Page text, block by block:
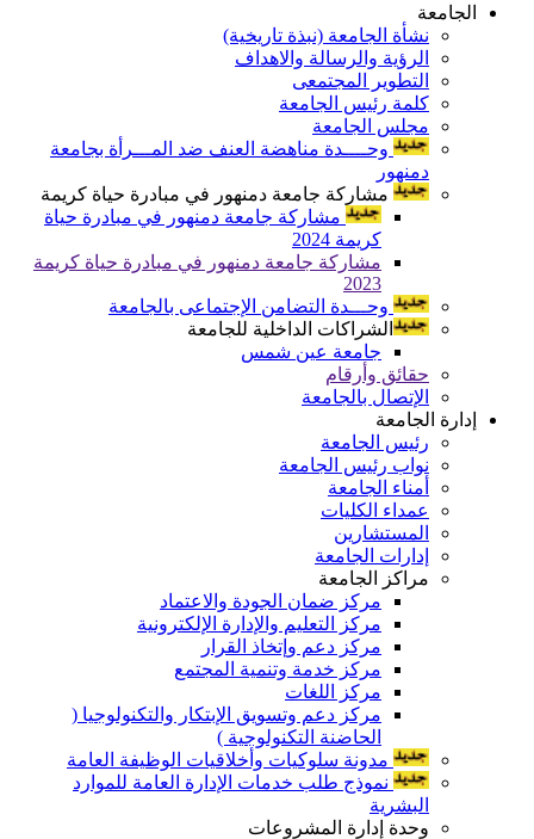
الجامعة
نشأة الجامعة (نبذة تاريخية)
الرؤية والرسالة والاهداف
التطوير المجتمعى
كلمة رئيس الجامعة
مجلس الجامعة
وحــــدة مناهضة العنف ضد المـــرأة بجامعة
دمنهور
مشاركة جامعة دمنهور في مبادرة حياة كريمة
مشاركة جامعة دمنهور في مبادرة حياة
كريمة 2024
مشاركة جامعة دمنهور في مبادرة حياة كريمة
2023
وحـــدة التضامن الإجتماعى بالجامعة
الشراكات الداخلية للجامعة
جامعة عين شمس
حقائق وأرقام
الإتصال بالجامعة
إدارة الجامعة
رئيس الجامعة
نواب رئيس الجامعة
أمناء الجامعة
عمداء الكليات
المستشارين
إدارات الجامعة
مراكز الجامعة
مركز ضمان الجودة والاعتماد
مركز التعليم والإدارة الإلكترونية
مركز دعم وإتخاذ القرار
مركز خدمة وتنمية المجتمع
مركز اللغات
مركز دعم وتسويق الإبتكار والتكنولوجيا (
الحاضنة التكنولوجية )
مدونة سلوكيات وأخلاقيات الوظيفة العامة
نموذج طلب خدمات الإدارة العامة للموارد
البشرية
وحدة إدارة المشروعات